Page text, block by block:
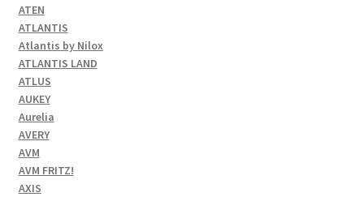
ATEN
ATLANTIS
Atlantis by Nilox
ATLANTIS LAND
ATLUS
AUKEY
Aurelia
AVERY
AVM
AVM FRITZ!
AXIS